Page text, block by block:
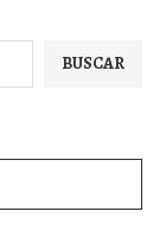
BUSCAR